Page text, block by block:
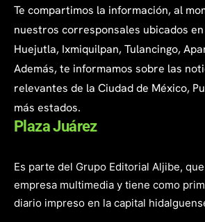
Te compartimos la información, al
nuestros corresponsales ubicados
Huejutla, Ixmiquilpan, Tulancingo,
Además, te informamos sobre las
relevantes de la Ciudad de México,
más estados.
Plaza Juárez
Es parte del Grupo Editorial Aljibe,
empresa multimedia y tiene como
diario impreso en la capital